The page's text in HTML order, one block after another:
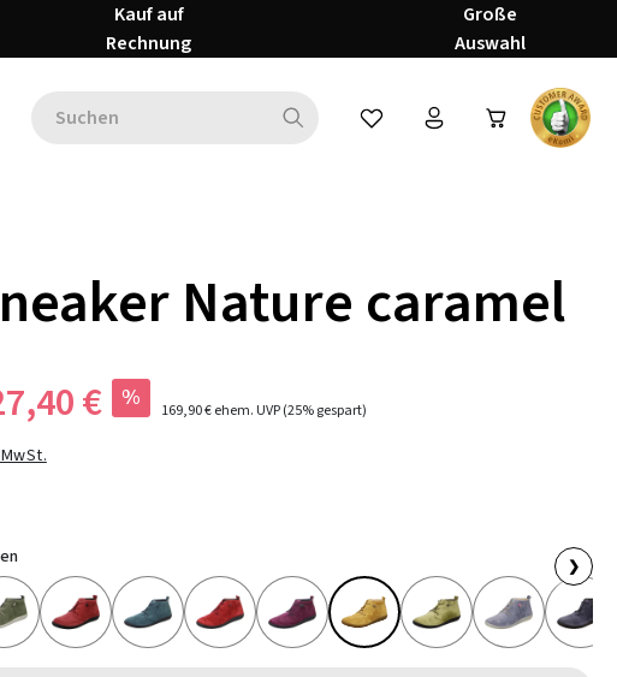
Kauf auf
Rechnung
Große
Auswahl
Du hast 0 Produkte auf dem
Nature caramel
€ % 169,90 €ehem. UVP(25% gespart)
❯